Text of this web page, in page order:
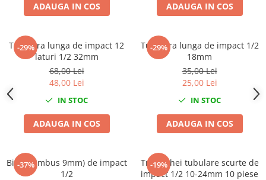
Ciocane Dalti si Dornuri
Reparat Filete
Scule Electrice
Aeroterme si Incalzitoare
Aparate de spalat cu presiune
Aspiratoare industriale
Lampi si Lanterne
Masini de insurubat si gaurit
Masini de polishat
Pistoale aer cald
ADAUGA IN COS ADAUGA IN COS
-29%
Tubulara lunga de impact 12
laturi 1/2 32mm
68,00 Lei
48,00 Lei
IN STOC
ADAUGA IN COS
-29%
Tubulara lunga de impact 1/2
18mm
35,00 Lei
25,00 Lei
IN STOC
ADAUGA IN COS
-37%
Bit H9 (imbus 9mm) de impact
1/2
-19%
Trusa chei tubulare scurte de
impact 1/2 10-24mm 10 piese